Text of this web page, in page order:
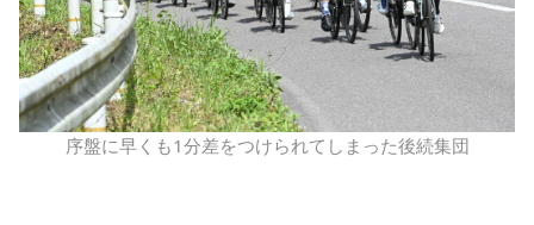
序盤に早くも1分差をつけられてしまった後続集団